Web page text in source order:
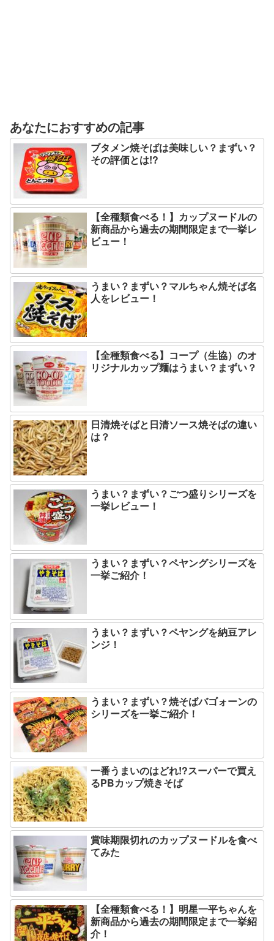
あなたにおすすめの記事
ブタメン焼そばは美味しい？まずい？
その評価とは!?
【全種類食べる！】カップヌードルの
新商品から過去の期間限定まで一挙レ
ビュー！
うまい？まずい？マルちゃん焼そば名
人をレビュー！
【全種類食べる】コープ（生協）のオ
リジナルカップ麺はうまい？まずい？
日清焼そばと日清ソース焼そばの違い
は？
うまい？まずい？ごつ盛りシリーズを
一挙レビュー！
うまい？まずい？ペヤングシリーズを
一挙ご紹介！
うまい？まずい？ペヤングを納豆アレ
ンジ！
うまい？まずい？焼そばバゴォーンの
シリーズを一挙ご紹介！
一番うまいのはどれ!?スーパーで買え
るPBカップ焼きそば
賞味期限切れのカップヌードルを食べ
てみた
【全種類食べる！】明星一平ちゃんを
新商品から過去の期間限定まで一挙紹
介！